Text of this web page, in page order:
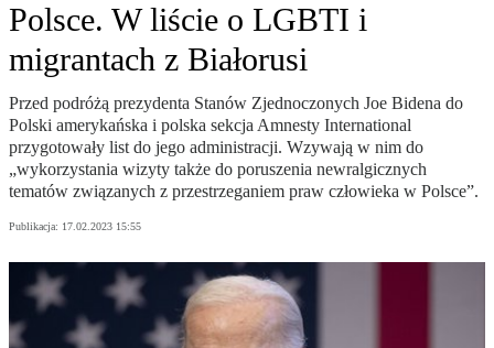
Polsce. W liście o LGBTI i
migrantach z Białorusi
Przed podróżą prezydenta Stanów Zjednoczonych Joe Bidena do
Polski amerykańska i polska sekcja Amnesty International
przygotowały list do jego administracji. Wzywają w nim do
„wykorzystania wizyty także do poruszenia newralgicznych
tematów związanych z przestrzeganiem praw człowieka w Polsce”.
Publikacja: 17.02.2023 15:55